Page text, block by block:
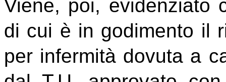
Viene, poi, evidenziato
di cui è in godimento il
per infermità dovuta a